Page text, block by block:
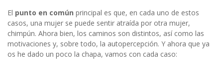
El punto en común principal es que, en cada uno de estos
casos, una mujer se puede sentir atraída por otra mujer,
chimpún. Ahora bien, los caminos son distintos, así como las
motivaciones y, sobre todo, la autopercepción. Y ahora que ya
os he dado un poco la chapa, vamos con cada caso: